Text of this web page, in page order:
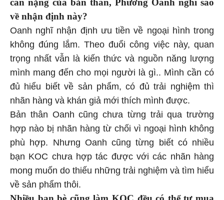
cân nặng của bản thân, Phương Oanh nghĩ sao
về nhận định này?
Oanh nghĩ nhận định ưu tiền về ngoại hình trong
không đúng lắm. Theo đuổi công việc này, quan
trọng nhất vẫn là kiến thức và nguồn năng lượng
mình mang đến cho mọi người là gì.. Mình cần có
đủ hiểu biết về sản phẩm, có đủ trải nghiệm thì
nhãn hàng và khán giả mới thích mình được.
Bản thân Oanh cũng chưa từng trải qua trường
hợp nào bị nhãn hàng từ chối vì ngoại hình không
phù hợp. Nhưng Oanh cũng từng biết có nhiều
bạn KOC chưa hợp tác được với các nhãn hàng
mong muốn do thiếu những trải nghiệm và tìm hiểu
về sản phẩm thôi.